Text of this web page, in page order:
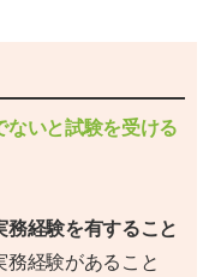
ないと試験を受ける
務経験を有すること
経験があること